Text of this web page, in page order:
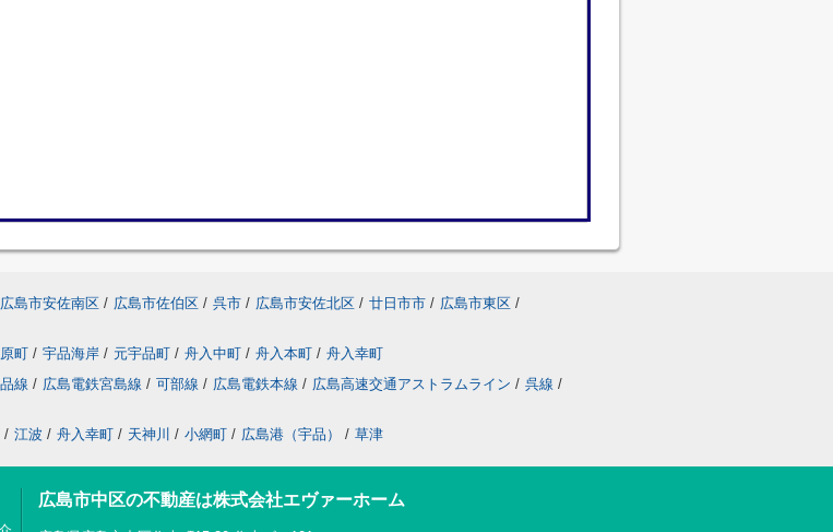
広島市安佐南区 / 広島市佐伯区 / 呉市 / 広島市安佐北区 / 廿日市市 / 広島市東区 /
町 / 宇品海岸 / 元宇品町 / 舟入中町 / 舟入本町 / 舟入幸町
線 / 広島電鉄宮島線 / 可部線 / 広島電鉄本線 / 広島高速交通アストラムライン / 呉線 /
/ 江波 / 舟入幸町 / 天神川 / 小網町 / 広島港（宇品） / 草津
広島市中区の不動産は株式会社エヴァーホーム